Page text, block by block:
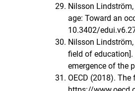
Nilsson
age: Toward an
10.3402/
Nilsson
field of education].
emergence of the
OECD (2018).